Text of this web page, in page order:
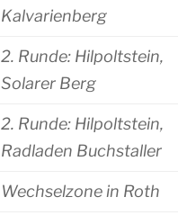
Kalvarienberg
2. Runde: Hilpoltstein,
Solarer Berg
2. Runde: Hilpoltstein,
Radladen Buchstaller
Wechselzone in Roth